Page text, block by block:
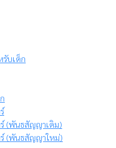
รับเด็ก
(พันธสัญญาเดิม)
(พันธสัญญาใหม่)